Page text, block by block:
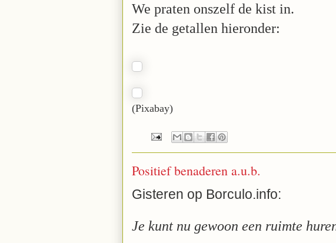
We praten onszelf de kist in.
Zie de getallen hieronder:
(Pixabay)
Positief benaderen a.u.b.
Gisteren op Borculo.info:
Je kunt nu gewoon een ruimte